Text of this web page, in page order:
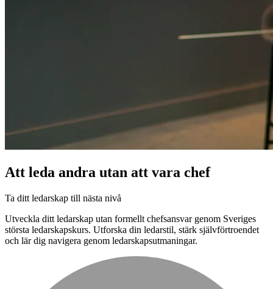
Att leda andra utan att vara chef
Ta ditt ledarskap till nästa nivå
Utveckla ditt ledarskap utan formellt chefsansvar genom Sveriges
största ledarskapskurs. Utforska din ledarstil, stärk självförtroendet
och lär dig navigera genom ledarskapsutmaningar.